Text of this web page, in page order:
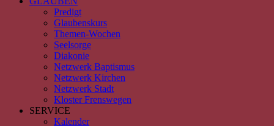
Predigt
Glaubenskurs
Themen-Wochen
Seelsorge
Diakonie
Netzwerk Baptismus
Netzwerk Kirchen
Netzwerk Stadt
Kloster Frenswegen
SERVICE
Kalender